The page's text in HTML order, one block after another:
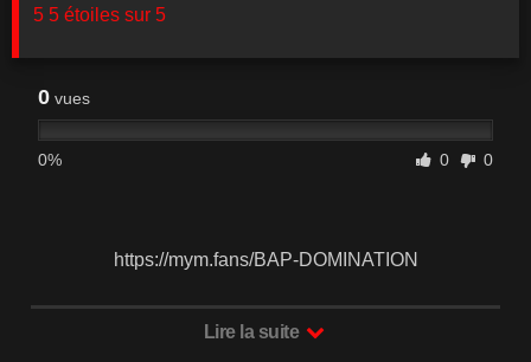
5 5 étoiles sur 5
0 vues
0% 0 0
https://mym.fans/BAP-DOMINATION
Lire la suite